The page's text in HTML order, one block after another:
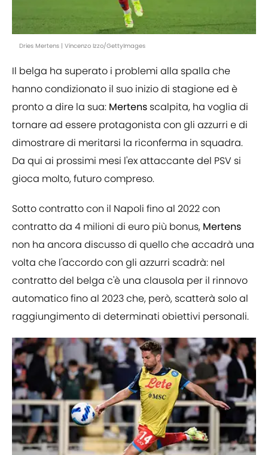
Dries Mertens | Vincenzo Izzo/GettyImages
Il belga ha superato i problemi alla spalla che
hanno condizionato il suo inizio di stagione ed è
pronto a dire la sua: Mertens scalpita, ha voglia di
tornare ad essere protagonista con gli azzurri e di
dimostrare di meritarsi la riconferma in squadra.
Da qui ai prossimi mesi l'ex attaccante del PSV si
gioca molto, futuro compreso.
Sotto contratto con il Napoli fino al 2022 con
contratto da 4 milioni di euro più bonus, Mertens
non ha ancora discusso di quello che accadrà una
volta che l'accordo con gli azzurri scadrà: nel
contratto del belga c'è una clausola per il rinnovo
automatico fino al 2023 che, però, scatterà solo al
raggiungimento di determinati obiettivi personali.